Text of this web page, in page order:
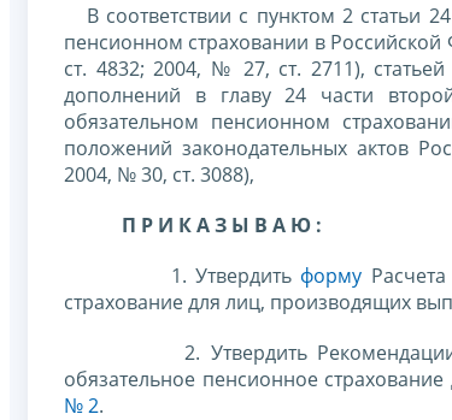
В соответствии с пунктом 2
пенсионном страховании в
ст. 4832; 2004, № 27, ст. 2711),
дополнений в главу 24 части
обязательном пенсионном
положений законодательных актов
2004, № 30, ст. 3088),
П Р И К А З Ы В А Ю :
1. Утвердить форму
страхование для лиц, производящих
2. Утвердить Рекомендации по
обязательное пенсионное
№ 2.